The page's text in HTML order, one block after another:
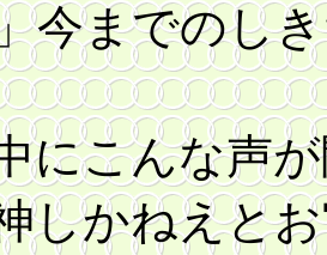
今までのし
にこんな声
しかねえと